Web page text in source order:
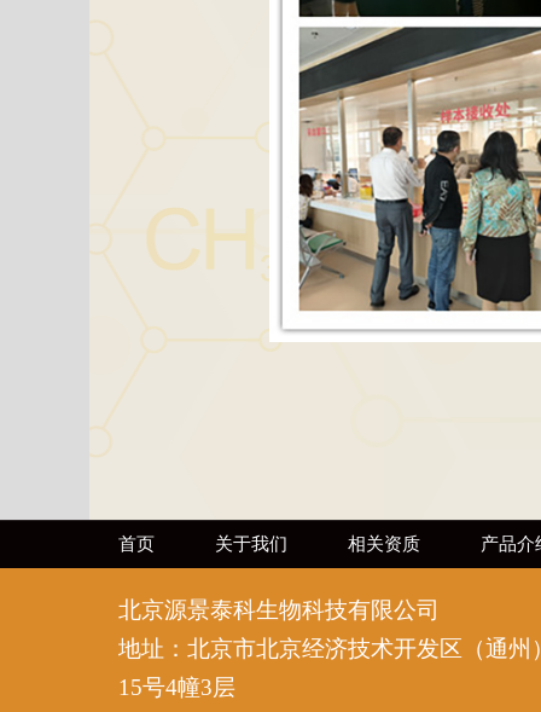
首页 关于我们 相关资质 产品介
北京源景泰科生物科技有限公司
地址：北京市北京经济技术开发区（通州
15号4幢3层